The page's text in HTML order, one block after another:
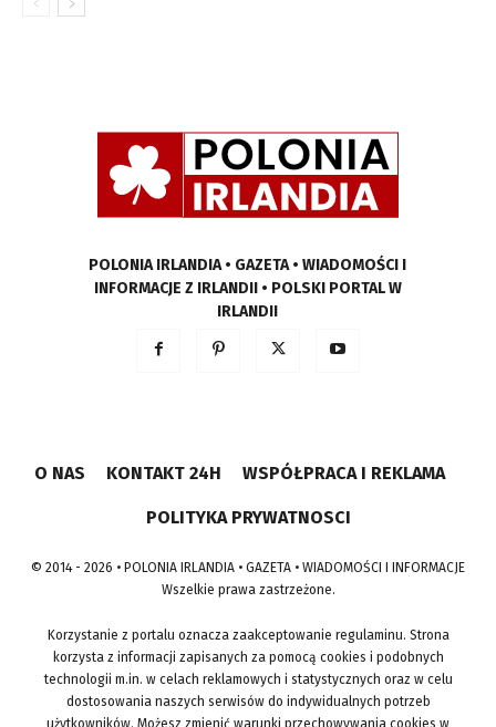
POLONIA IRLANDIA • GAZETA • WIADOMOŚCI I
INFORMACJE Z IRLANDII • POLSKI PORTAL W
IRLANDII
O NAS KONTAKT 24H WSPÓŁPRACA I REKLAMA
POLITYKA PRYWATNOSCI
© 2014 - 2026 • POLONIA IRLANDIA • GAZETA • WIADOMOŚCI I INFORMACJE
Wszelkie prawa zastrzeżone.
Korzystanie z portalu oznacza zaakceptowanie regulaminu. Strona
korzysta z informacji zapisanych za pomocą cookies i podobnych
technologii m.in. w celach reklamowych i statystycznych oraz w celu
dostosowania naszych serwisów do indywidualnych potrzeb